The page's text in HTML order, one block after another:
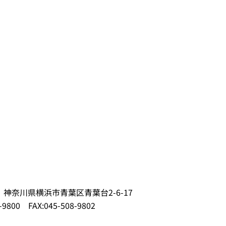
奈川県横浜市青葉区青葉台2-6-17
FAX:045-508-9802